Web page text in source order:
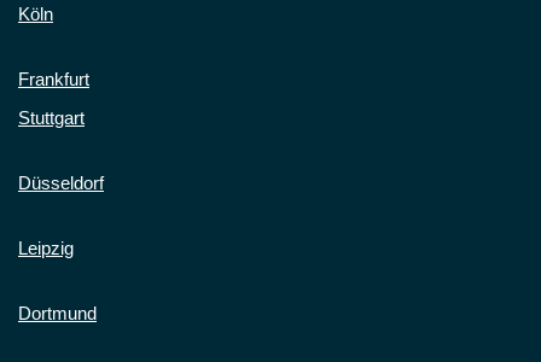
Köln
Frankfurt
Stuttgart
Düsseldorf
Leipzig
Dortmund